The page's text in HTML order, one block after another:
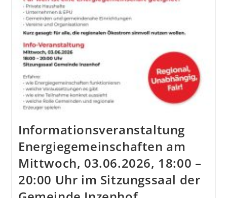
Informationsveranstaltung
Energiegemeinschaften am
Mittwoch, 03.06.2026, 18:00 –
20:00 Uhr im Sitzungssaal der